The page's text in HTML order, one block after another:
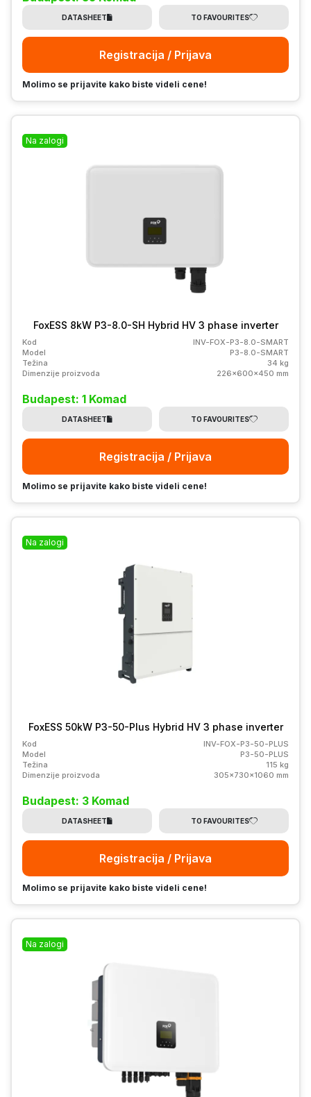
DATASHEET TO FAVOURITES
Registracija / Prijava
Molimo se prijavite kako biste videli cene!
Na zalogi
FoxESS 8kW P3-8.0-SH Hybrid HV 3 phase inverter
Kod
INV-FOX-P3-8.0-SMART
Model
P3-8.0-SMART
Težina
34 kg
Dimenzije proizvoda
226x600x450 mm
Budapest: 1 Komad
DATASHEET TO FAVOURITES
Registracija / Prijava
Molimo se prijavite kako biste videli cene!
Na zalogi
FoxESS 50kW P3-50-Plus Hybrid HV 3 phase inverter
Kod
INV-FOX-P3-50-PLUS
Model
P3-50-PLUS
Težina
115 kg
Dimenzije proizvoda
305x730x1060 mm
Budapest: 3 Komad
DATASHEET TO FAVOURITES
Registracija / Prijava
Molimo se prijavite kako biste videli cene!
Na zalogi